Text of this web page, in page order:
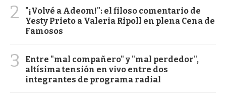
2
"¡Volvé a Adeom!": el filoso comentario de
Yesty Prieto a Valeria Ripoll en plena Cena de
Famosos
3
Entre "mal compañero" y "mal perdedor",
altísima tensión en vivo entre dos
integrantes de programa radial